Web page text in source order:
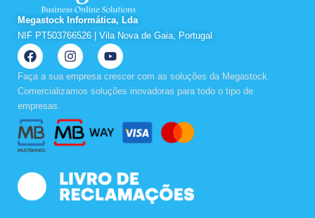
Megastock Informática, Lda
NIF PT503766526 | Vila Nova de Gaia, Portugal
F
a
c
e
o
o
k
I
n
s
t
r
a
m
Y
o
u
t
u
e
Faça a sua empresa crescer com as soluções da Megastock.
Comercializamos soluções inovadoras para todo o tipo de
empresas.